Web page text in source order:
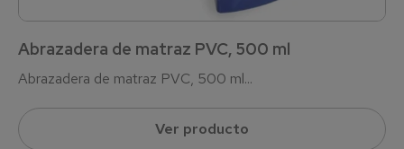
Abrazadera de matraz PVC, 500 ml
Abrazadera de matraz PVC, 500 ml...
Ver producto